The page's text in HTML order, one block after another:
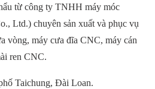
từ công ty TNHH máy móc
Ltd.) chuyên sản xuất và phục vụ
vòng, máy cưa đĩa CNC, máy cán
ren CNC.
Taichung, Đài Loan.